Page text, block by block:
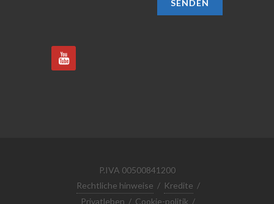
SENDEN
P.IVA 00500841200
Rechtliche hinweise / Kredite /
Privatleben / Cookie-politik /